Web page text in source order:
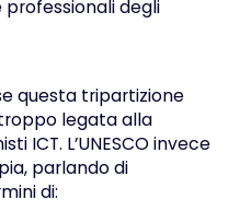
degli
questa tripartizione
legata alla
ICT. L’UNESCO invece
parlando di
di: